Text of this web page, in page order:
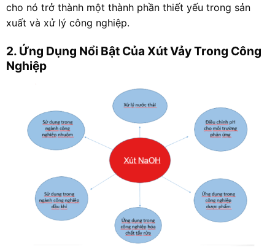
cho nó trở thành một thành phần thiết yếu trong sản
xuất và xử lý công nghiệp.
2. Ứng Dụng Nổi Bật Của Xút Vảy Trong Công
Nghiệp